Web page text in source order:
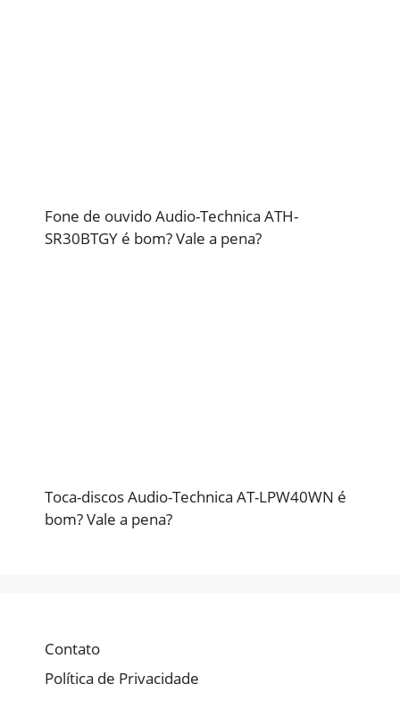
Fone de ouvido Audio-Technica ATH-
SR30BTGY é bom? Vale a pena?
Toca-discos Audio-Technica AT-LPW40WN é
bom? Vale a pena?
Contato
Política de Privacidade